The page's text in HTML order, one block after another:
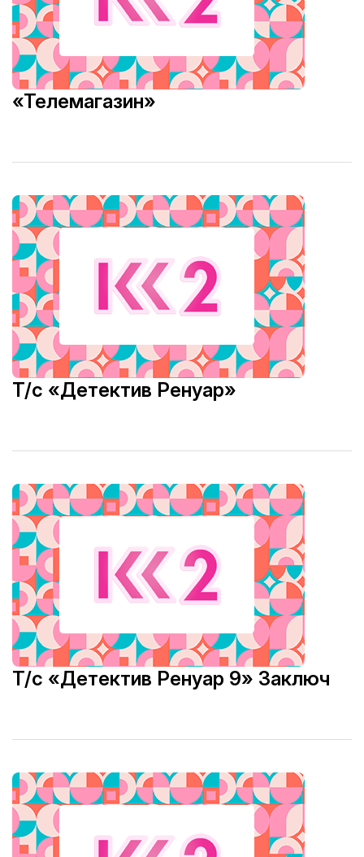
«Телемагазин»
Т/с «Детектив Ренуар»
Т/с «Детектив Ренуар 9» Заключ